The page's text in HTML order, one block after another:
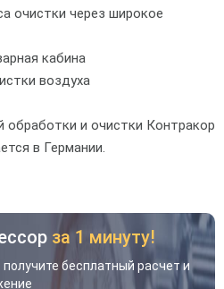
очистки через широкое
кабина
воздуха
обработки и очистки Контракор
в Германии.
за 1 минуту!
бесплатный расчет и